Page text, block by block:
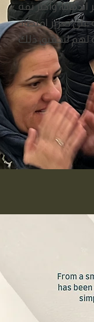
وأكثر ثقة
على تعزيز اقتصاد